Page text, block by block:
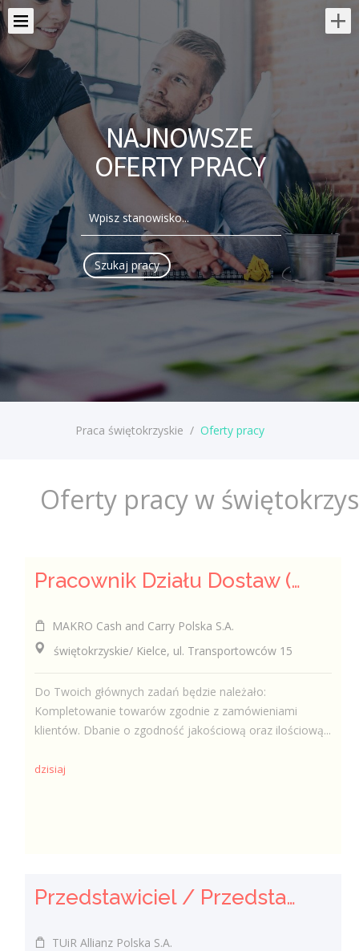
NAJNOWSZE
OFERTY PRACY
Praca świętokrzyskie / Oferty pracy
Oferty pracy w
Pracownik Działu Dostaw (K/M)
MAKRO Cash and Carry Polska S.A.
świętokrzyskie/ Kielce, ul. Transportowców 15
Do Twoich głównych zadań będzie należało:
Kompletowanie towarów zgodnie z zamówieniami
klientów. Dbanie o zgodność jakościową oraz ilościową...
dzisiaj
Przedstawiciel / Przedstawicielka ds. sprzedaży ubezpieczeń majątkowych
TUiR Allianz Polska S.A.